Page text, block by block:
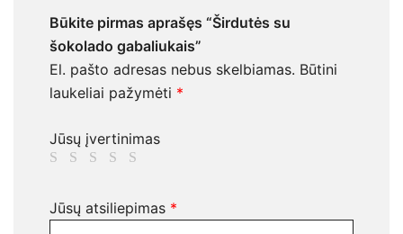
Būkite pirmas aprašęs “Širdutės su
šokolado gabaliukais”
El. pašto adresas nebus skelbiamas. Būtini
laukeliai pažymėti *
Jūsų įvertinimas
Jūsų atsiliepimas *